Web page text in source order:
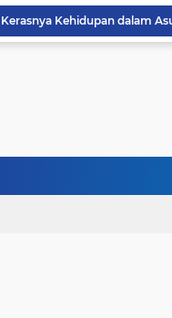
Kerasnya Kehidupan dalam
Janji Bersama, Terpisah
Kehancuran Bangsa Bila